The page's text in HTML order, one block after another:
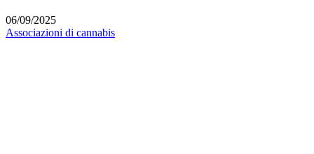
06/09/2025
Associazioni di cannabis